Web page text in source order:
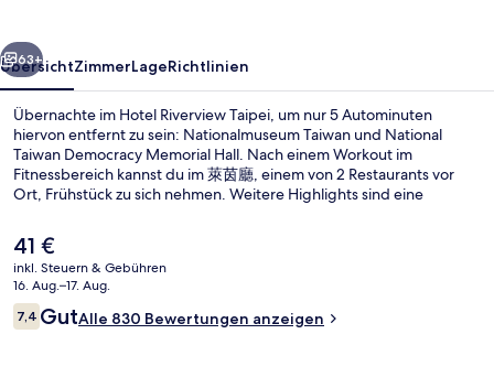
Weiter
63+
ÜbersichtZimmerLageRichtlinien
Übernachte im Hotel Riverview Taipei, um nur 5 Autominuten
hiervon entfernt zu sein: Nationalmuseum Taiwan und National
Taiwan Democracy Memorial Hall. Nach einem Workout im
Fitnessbereich kannst du im 萊茵廳, einem von 2 Restaurants vor
Ort, Frühstück zu sich nehmen. Weitere Highlights sind eine
allgemeinen Zustand der Unterkunft. Die Unterkunft ist nur einen
kurzen Fußmarsch von den öffentlichen Verkehrsmitteln entfernt:
Zur U-Bahn läuft man 10 Minuten (U-Bahn-Station Ximen) bzw. 15
Minuten (Station Longshan-Tempel).
Der
aktuelle
Preis
beträgt
41 €.
41 €
inkl. Steuern & Gebühren
16. Aug.–17. Aug.
Bewertungen
7,47,4 von 10.
GutAlle 830 Bewertungen anzeigen